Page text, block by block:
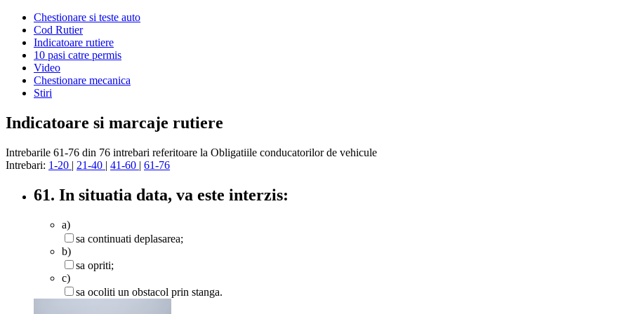
Chestionare si teste auto
Cod Rutier
Indicatoare rutiere
10 pasi catre permis
Video
Chestionare mecanica
Stiri
Indicatoare si marcaje rutiere
Intrebarile 61-76 din 76 intrebari referitoare la Obligatiile conducatorilor de vehicule
Intrebari: 1-20 | 21-40 | 41-60 | 61-76
61. In situatia data, va este interzis:
a)
sa continuati deplasarea;
b)
sa opriti;
c)
sa ocoliti un obstacol prin stanga.